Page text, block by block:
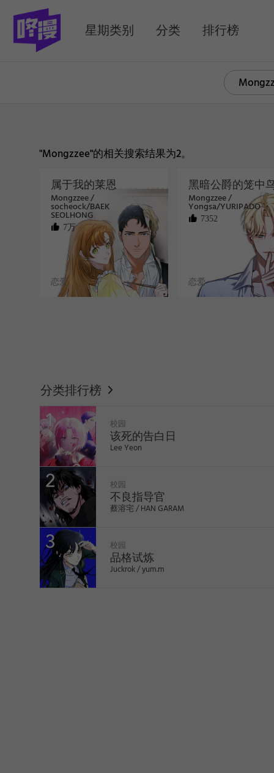
星期类别 分类 排行榜
"Mongzzee"的相关搜索结果为2。
属于我的莱恩
Mongzzee /
socheock/BAEK
SEOLHONG
like
7万
恋爱
黑暗公爵的笼中
Mongzzee /
Yongsa/YURIPADO
7352
恋爱
分类排行榜
校园
该死的告白日
Lee Yeon
校园
不良指导官
蔡溶宅 / HAN GARAM
校园
品格试炼
Juckrok / yum.m